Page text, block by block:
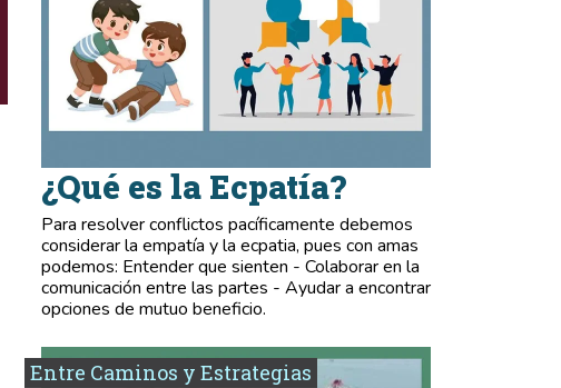
¿Qué es la Ecpatía?
Para resolver conflictos pacíficamente debemos
considerar la empatía y la ecpatia, pues con amas
podemos: Entender que sienten - Colaborar en la
comunicación entre las partes - Ayudar a encontrar
opciones de mutuo beneficio.
Entre Caminos y Estrategias